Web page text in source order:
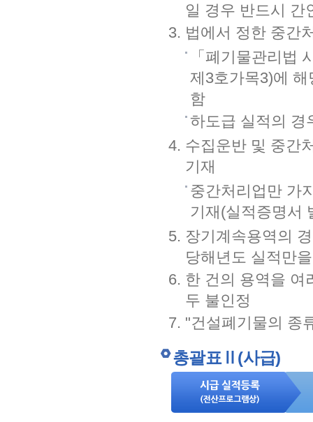
일 경우 반드시 간
법에서 정한 중간
「폐기물관리법
제3호가목3)에
함
하도급 실적의 경
수집운반 및 중간
기재
중간처리업만 가
기재(실적증명서
장기계속용역의
당해년도 실적만
한 건의 용역을 여
두 불인정
"건설폐기물의 종
총괄표Ⅱ(사급)